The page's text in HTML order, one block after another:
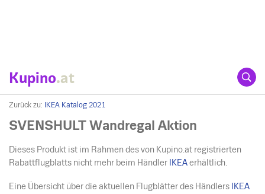
Kupino.at
Zurück zu: IKEA Katalog 2021
SVENSHULT Wandregal Aktion
Dieses Produkt ist im Rahmen des von Kupino.at registrierten
Rabattflugblatts nicht mehr beim Händler IKEAerhältlich.
Eine Übersicht über die aktuellen Flugblätter des Händlers IKEA